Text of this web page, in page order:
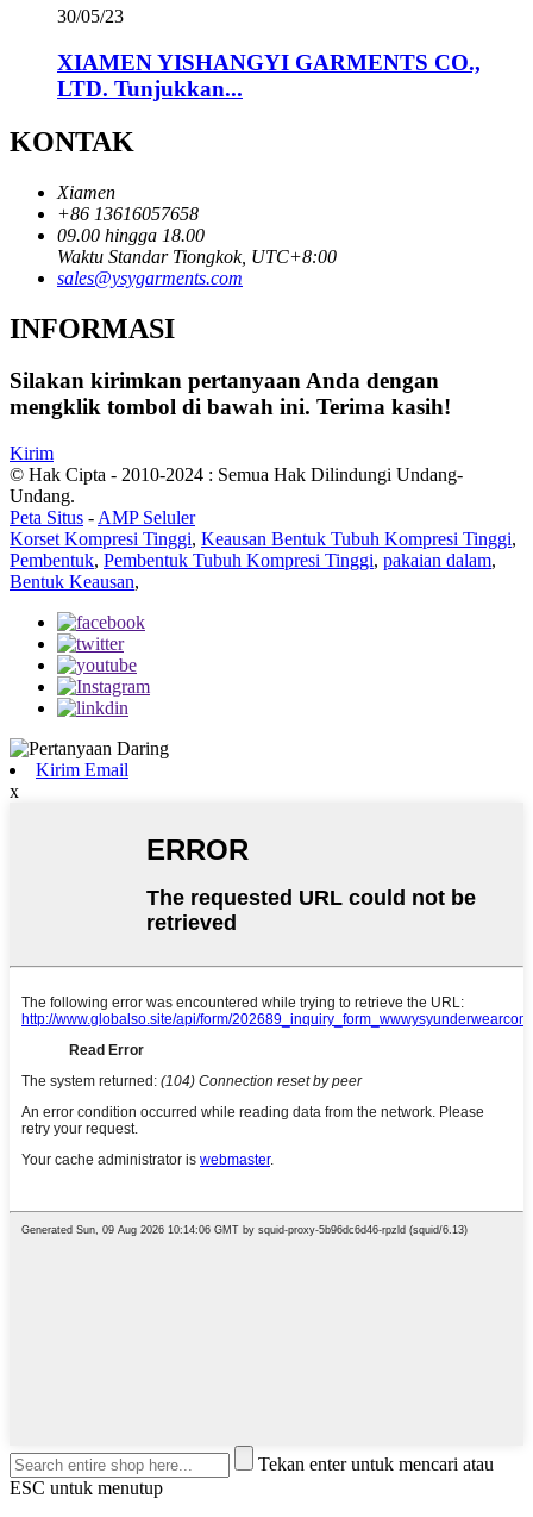
30/05/23
XIAMEN YISHANGYI GARMENTS CO.,
LTD. Tunjukkan...
KONTAK
Xiamen
+86 13616057658
09.00 hingga 18.00
Waktu Standar Tiongkok, UTC+8:00
sales@ysygarments.com
INFORMASI
Silakan kirimkan pertanyaan Anda dengan
mengklik tombol di bawah ini. Terima kasih!
Kirim
© Hak Cipta - 2010-2024 : Semua Hak Dilindungi Undang-
Undang.
Peta Situs - AMP Seluler
Korset Kompresi Tinggi, Keausan Bentuk Tubuh Kompresi Tinggi,
Pembentuk, Pembentuk Tubuh Kompresi Tinggi, pakaian dalam,
Bentuk Keausan,
Kirim Email
x
Tekan enter untuk mencari atau
ESC untuk menutup